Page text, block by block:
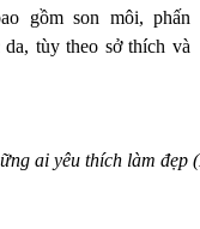
gồm son môi, phấn
da, tùytheo sở thích và
ai yêu thích làm đẹp